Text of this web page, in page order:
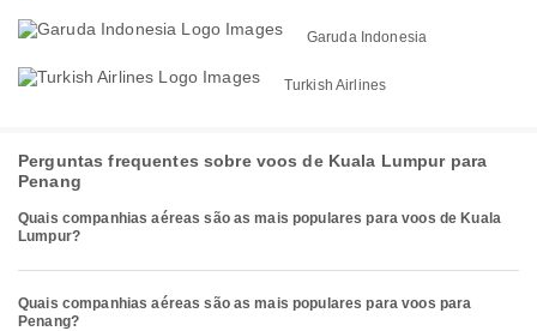
Garuda Indonesia
Turkish Airlines
Perguntas frequentes sobre voos de Kuala Lumpur para
Penang
Quais companhias aéreas são as mais populares para voos de Kuala
Lumpur?
Quais companhias aéreas são as mais populares para voos para
Penang?